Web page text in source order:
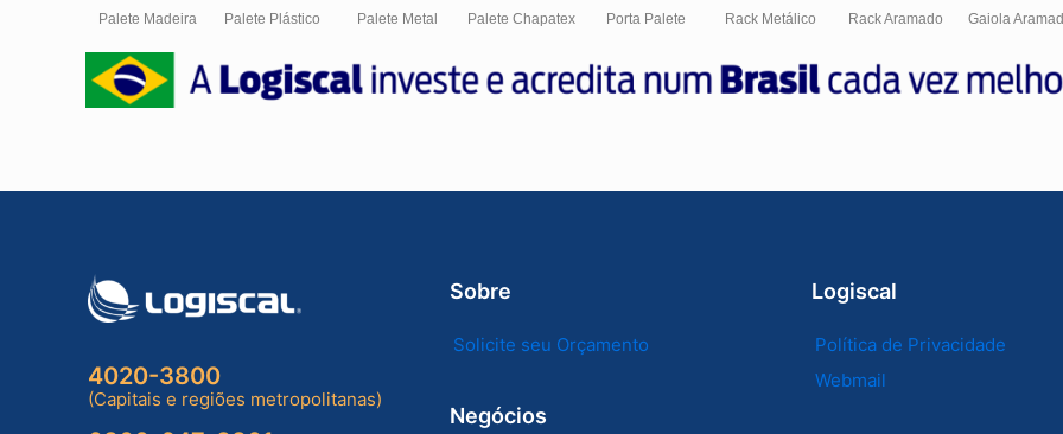
Palete Madeira Palete Plástico Palete Metal Palete Chapatex Porta Palete Rack Metálico Rack Aramado Gaiola
4020-3800
(Capitais e regiões metropolitanas)
Sobre
Solicite seu Orçamento
Negócios
Logiscal
Política de Privacidade
Webmail